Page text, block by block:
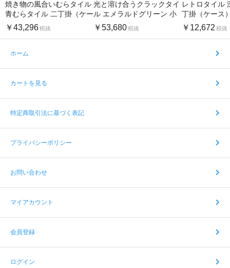
焼き物の風合いむらタイル
青むらタイル 二丁掛（ケー
ス）
￥43,296税抜
光と溶け合うクラックタイ
ル エメラルドグリーン 小
口（ケース）
￥53,680税抜
レトロタイル
丁掛（ケース
￥12,672 税抜
ホーム
カートを見る
特定商取引法に基づく表記
プライバシーポリシー
お問い合わせ
マイアカウント
会員登録
ログイン